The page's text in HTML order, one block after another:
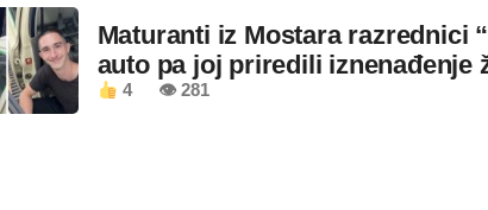
Maturanti iz Mostara razrednici
auto pa joj priredili iznenađenje
4 👁 281